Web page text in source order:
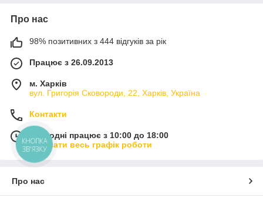
Про нас
98% позитивних з 444 відгуків за рік
Працює з 26.09.2013
м. Харків
вул. Григорія Сковороди, 22, Харків, Україна
Контакти
Сьогодні працює з 10:00 до 18:00
Показати весь графік роботи
Про нас
КНОПКА
ЗВ'ЯЗКУ